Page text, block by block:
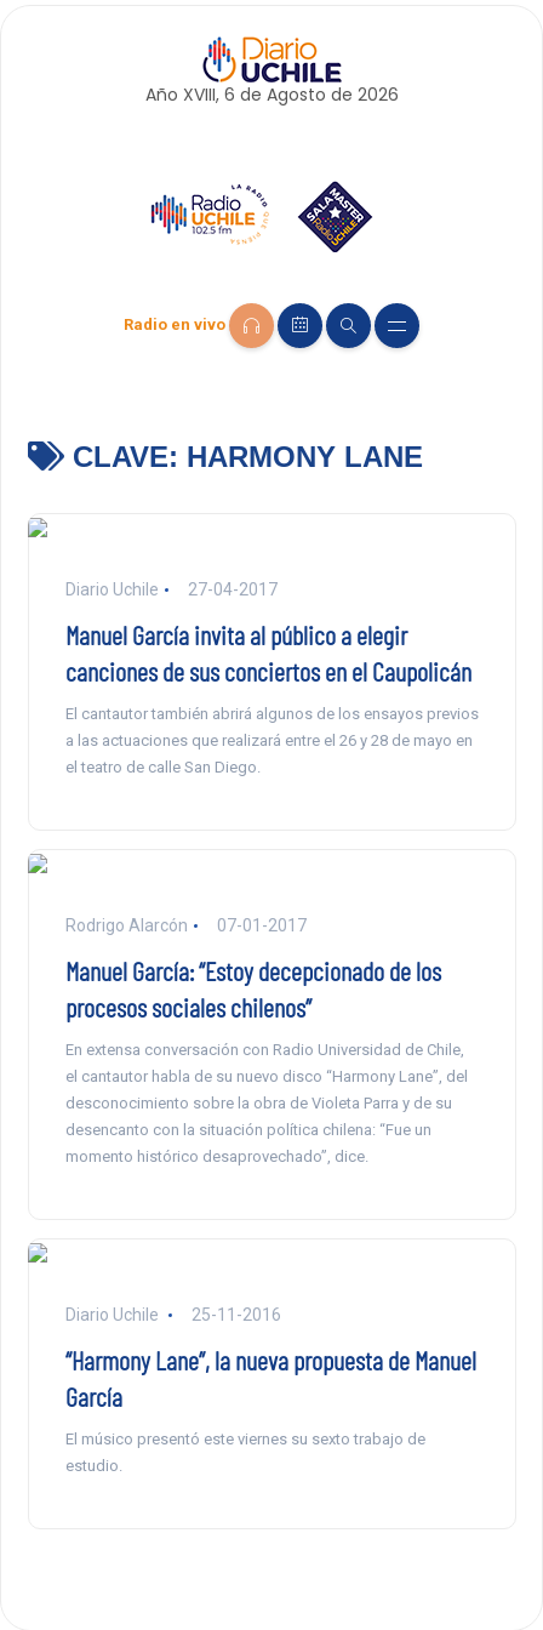
Año XVIII, 6 de Agosto de 2026
Radio en vivo
CLAVE: HARMONY LANE
Diario Uchile 27-04-2017
Manuel García invita al público a elegir
canciones de sus conciertos en el Caupolicán
El cantautor también abrirá algunos de los ensayos previos
a las actuaciones que realizará entre el 26 y 28 de mayo en
el teatro de calle San Diego.
Rodrigo Alarcón 07-01-2017
Manuel García: “Estoy decepcionado de los
procesos sociales chilenos”
En extensa conversación con Radio Universidad de Chile,
el cantautor habla de su nuevo disco “Harmony Lane”, del
desconocimiento sobre la obra de Violeta Parra y de su
desencanto con la situación política chilena: “Fue un
momento histórico desaprovechado”, dice.
Diario Uchile 25-11-2016
“Harmony Lane”, la nueva propuesta de Manuel
García
El músico presentó este viernes su sexto trabajo de
estudio.